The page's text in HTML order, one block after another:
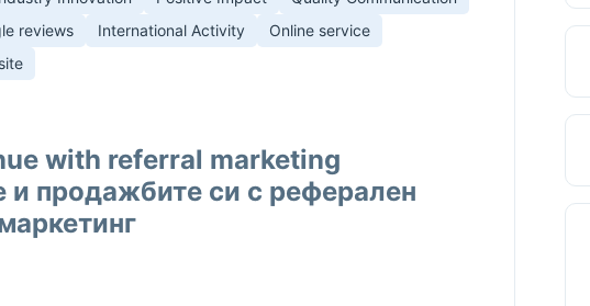
reviews International Activity
Online service
with referral marketing
и продажбите си с реферален